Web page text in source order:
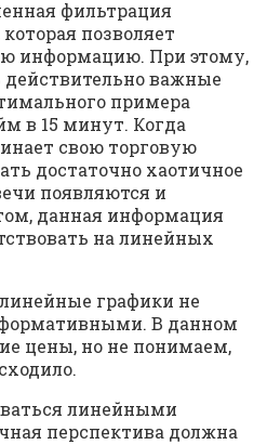
фильтрация
позволяет
информацию. При этому,
действительно важные
примера
в 15 минут. Когда
свою торговую
достаточно хаотичное
появляются и
данная информация
на линейных
графики не
В данном
цены, но не понимаем,
линейными
перспектива должна